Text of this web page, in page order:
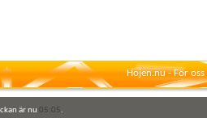
Hojen.nu - För
är nu 05:05.